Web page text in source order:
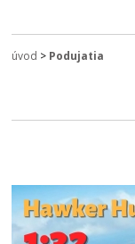
úvod > Podujatia